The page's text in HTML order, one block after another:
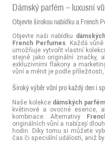
Dámský parfém – luxusní
Objevte širokou nabídku a French
Objevte naši nabídku
French Perfumes. Každá
umožňuje vytvořit vlastní
stejně jako originální značky,
exkluzivními flakony a
vůní a měnit je podle
Široký výběr vůní pro každý den i
Naše kolekce dámských
květinové a ovocné esence,
kombinace. Alternativy
originálních vůní a nabízejí
hodin. Díky tomu si můžete
čas či speciální události, aniž